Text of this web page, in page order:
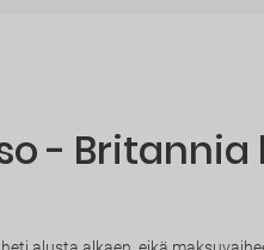
- Britannia